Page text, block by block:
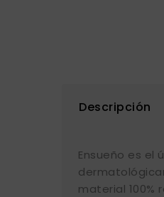
Descripción
Ensueño es el
material 100%